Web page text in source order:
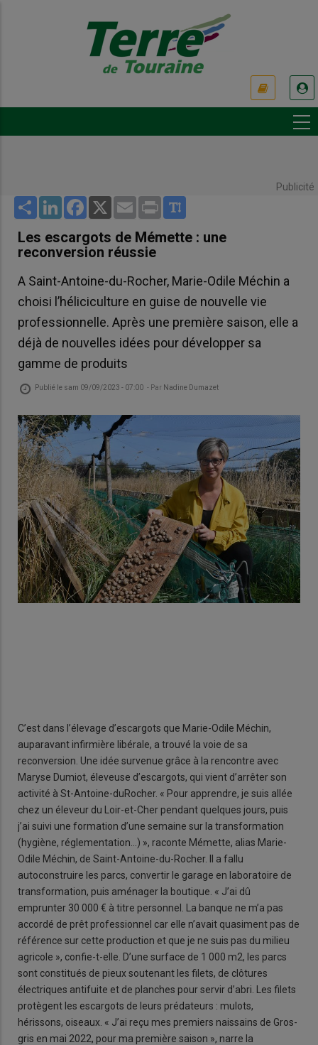
Publicité
Share LinkedInFacebook
X Email Print
Les escargots de Mémette : une
reconversion réussie
A Saint-Antoine-du-Rocher, Marie-Odile Méchin a
choisi l’héliciculture en guise de nouvelle vie
professionnelle. Après une première saison, elle a
déjà de nouvelles idées pour développer sa
gamme de produits
Publié le sam 09/09/2023 - 07:00 - Par Nadine Dumazet
C’est dans l’élevage d’escargots que Marie-Odile Méchin,
auparavant infirmière libérale, a trouvé la voie de sa
reconversion. Une idée survenue grâce à la rencontre avec
Maryse Dumiot, éleveuse d’escargots, qui vient d’arrêter son
activité à St-Antoine-duRocher. « Pour apprendre, je suis allée
chez un éleveur du Loir-et-Cher pendant quelques jours, puis
j’ai suivi une formation d’une semaine sur la transformation
(hygiène, réglementation…) », raconte Mémette, alias Marie-
Odile Méchin, de Saint-Antoine-du-Rocher. Il a fallu
autoconstruire les parcs, convertir le garage en laboratoire de
transformation, puis aménager la boutique. « J’ai dû
emprunter 30 000 € à titre personnel. La banque ne m’a pas
accordé de prêt professionnel car elle n’avait quasiment pas de
référence sur cette production et que je ne suis pas du milieu
agricole », confie-t-elle. D’une surface de 1 000 m2, les parcs
sont constitués de pieux soutenant les filets, de clôtures
électriques antifuite et de planches pour servir d’abri. Les filets
protègent les escargots de leurs prédateurs : mulots,
hérissons, oiseaux. « J’ai reçu mes premiers naissains de Gros-
gris en mai 2022, pour ma première saison », narre la